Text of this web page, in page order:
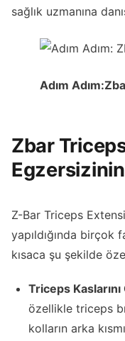
sağlık uzmanına
Adım Adım:
Zbar
Z-Bar Triceps
yapıldığında birçok
kısaca şu şekilde
Triceps
özellikle triceps
kolların arka